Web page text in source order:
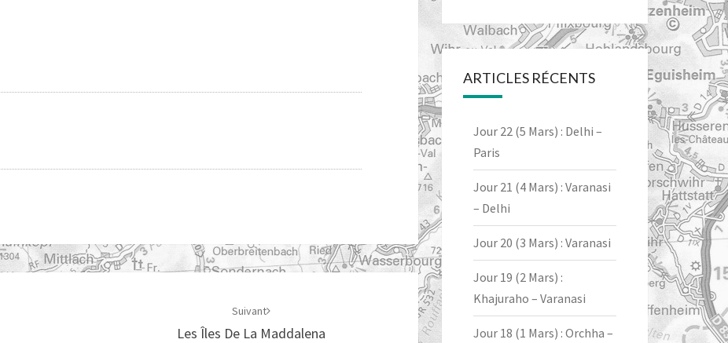
Suivant
Les Îles De La Maddalena
ARTICLES RÉCENTS
Jour 22 (5 Mars) : Delhi –
Paris
Jour 21 (4 Mars) : Varanasi
– Delhi
Jour 20 (3 Mars) : Varanasi
Jour 19 (2 Mars) :
Khajuraho – Varanasi
Jour 18 (1 Mars) : Orchha –